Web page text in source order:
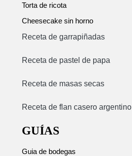
Torta de ricota
Cheesecake sin horno
Receta de garrapiñadas
Receta de pastel de papa
Receta de masas secas
Receta de flan casero argentino
GUÍAS
Guia de bodegas